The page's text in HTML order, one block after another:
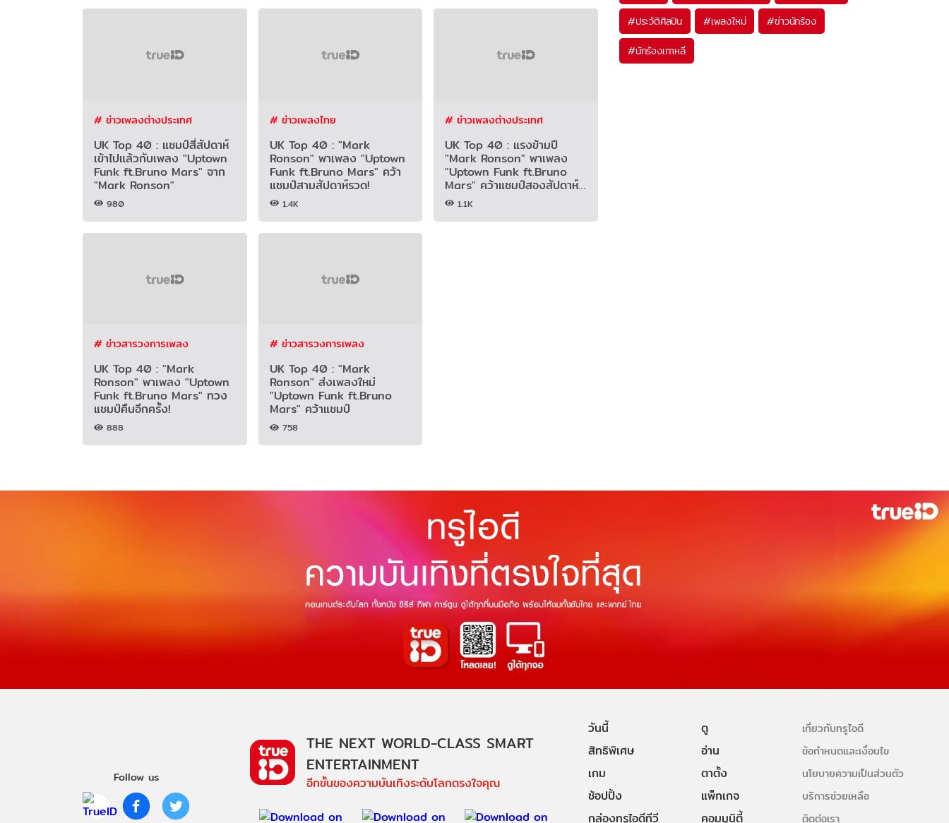
# ข่าวเพลงต่างประเทศ
UK Top 40 : แชมป์สี่สัปดาห์
เข้าไปแล้วกับเพลง "Uptown
Funk ft.Bruno Mars" จาก
"Mark Ronson"
980
# ข่าวเพลงไทย
UK Top 40 : "Mark
Ronson" พาเพลง "Uptown
Funk ft.Bruno Mars" คว้า
แชมป์สามสัปดาห์รวด!
1.4K
# ข่าวเพลงต่างประเทศ
UK Top 40 : แรงข้ามปี
"Mark Ronson" พาเพลง
"Uptown Funk ft.Bruno
Mars" คว้าแชมป์สองสัปดาห์
ซ้อน1.1K
# ข่าวสารวงการเพลง
UK Top 40 : "Mark
Ronson" พาเพลง "Uptown
Funk ft.Bruno Mars" ทวง
แชมป์คืนอีกครั้ง!
888
# ข่าวสารวงการเพลง
UK Top 40 : "Mark
Ronson" ส่งเพลงใหม่
"Uptown Funk ft.Bruno
Mars" คว้าแชมป์
758
#ประวัติศิลปิน #เพลงใหม่ #ข่าวนักร้อง
#นักร้องเกาหลี
Follow us
THE NEXT WORLD-CLASS SMART
ENTERTAINMENT
อีกขั้นของความบันเทิงระดับโลกตรงใจคุณ
วันนี้
ดู
สิทธิพิเศษ
อ่าน
เกม
ตาตั้ง
ช้อปปิ้ง
แพ็กเกจ
กล่องทรูไอดีทีวี
คอมมูนิตี้
เกี่ยวกับทรูไอดี
ข้อกำหนดและเงื่อนไข
นโยบายความเป็นส่วนตัว
บริการช่วยเหลือ
ติดต่อเรา